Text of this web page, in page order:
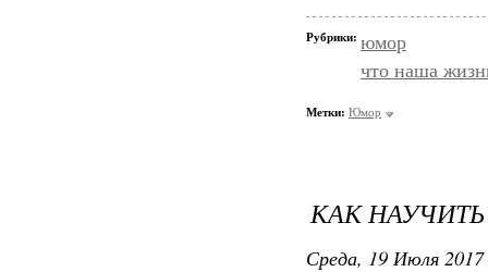
Рубрики: юмор
что наша
Метки: Юмор
КАК
Среда, 19 Июля